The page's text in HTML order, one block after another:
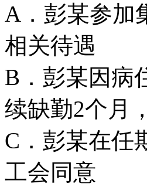
A．彭某参加
相关待遇
B．彭某因病
续缺勤2个月
C．彭某在任
工会同意